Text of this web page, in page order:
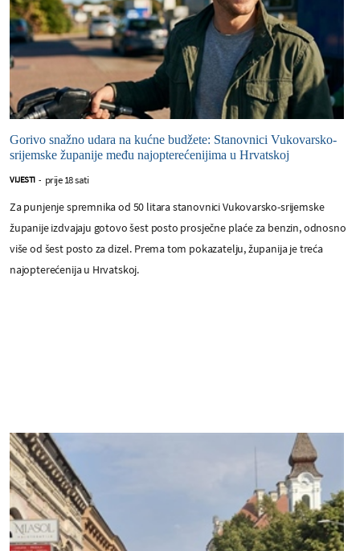
Gorivo snažno udara na kućne budžete: Stanovnici Vukovarsko-
srijemske županije među najopterećenijima u Hrvatskoj
VIJESTI - prije 18 sati
Za punjenje spremnika od 50 litara stanovnici Vukovarsko-srijemske
županije izdvajaju gotovo šest posto prosječne plaće za benzin, odnosno
više od šest posto za dizel. Prema tom pokazatelju, županija je treća
najopterećenija u Hrvatskoj.